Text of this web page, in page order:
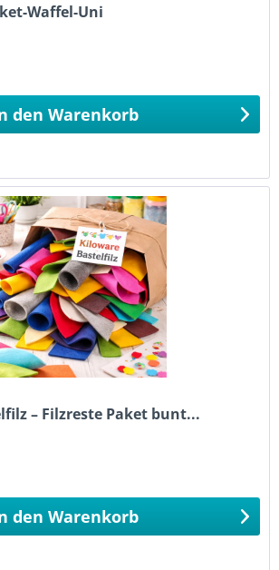
Waffel-Uni
den Warenkorb
– Filzreste Paket bunt...
den Warenkorb